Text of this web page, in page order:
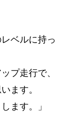
ベルに持っ
プ走行で、
ます。
ます。」